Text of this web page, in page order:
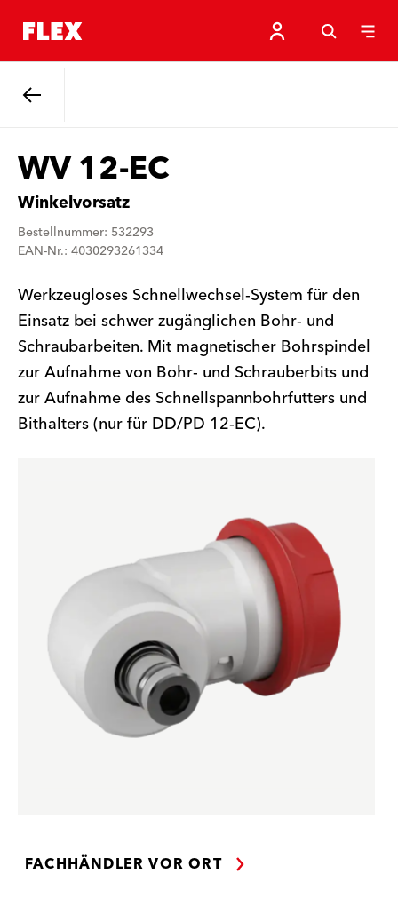
WV 12-EC
Winkelvorsatz
Bestellnummer: 532293
EAN-Nr.: 4030293261334
Werkzeugloses Schnellwechsel-System für den
Einsatz bei schwer zugänglichen Bohr- und
Schraubarbeiten. Mit magnetischer Bohrspindel
zur Aufnahme von Bohr- und Schrauberbits und
zur Aufnahme des Schnellspannbohrfutters und
Bithalters (nur für DD/PD 12-EC).
FACHHÄNDLER VOR ORT